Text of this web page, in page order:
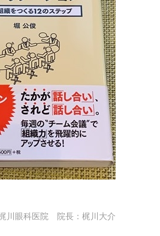
川眼科医院 院長：梶川大介